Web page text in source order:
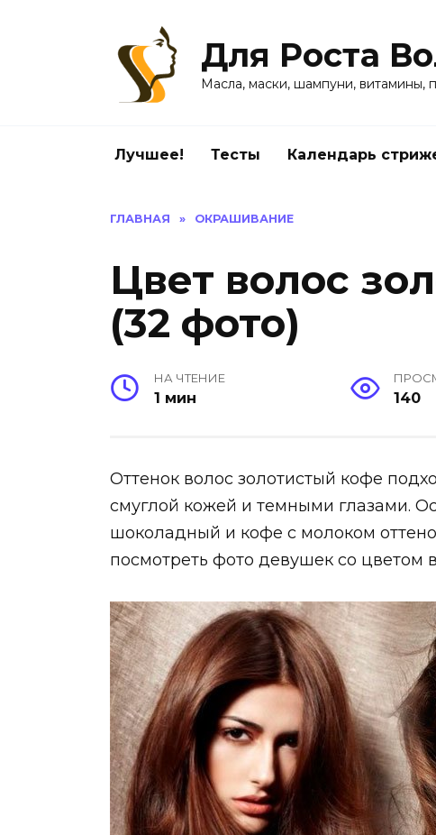
Для Роста
Масла, маски, шампуни, витамины,
Лучшее! Тесты Календарь
ГЛАВНАЯ » ОКРАШИВАНИЕ
Цвет волос
(32 фото)
НА ЧТЕНИЕ
1 мин 140
Оттенок волос золотистый кофе
смуглой кожей и темными глазами.
шоколадный и кофе с молоком
посмотреть фото девушек со цветом